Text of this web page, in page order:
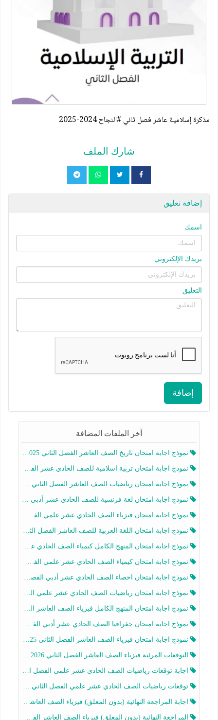
مذكرة إسلامية عاشر فصل ثاني #النجاح 2024-2025
شارك الملف
إضافة تعليق
اسمك
بريدك الإلكتروني
التعليق
إضافة
آخر الملفات المضافة
نموذج اجابة امتحان تاريخ الصف العاشر الفصل الثاني 2025-2026
نموذج اجابة امتحان تربية اسلامية للصف الحادي عشر الفصل الثاني 2025-2026
نموذج اجابة امتحان رياضيات الصف العاشر الفصل الثاني 2025-2026
نموذج اجابة امتحان لغة فرنسية للصف الحادي عشر أدبي الفصل الثاني 2025-2026
نموذج اجابة امتحان فيزياء الصف الحادي عشر علمي الفصل الثاني 2025-2026
نموذج اجابة امتحان اللغة العربية للصف العاشر الفصل الثاني 2025-2026
نموذج اجابة امتحان المنهج الكامل كيمياء الصف الحادي عشر علمي الفصل الثاني 2025-2026
نموذج اجابة امتحان كيمياء الصف الحادي عشر علمي الفصل الثاني 2025-2026
نموذج اجابة امتحان احصاء الصف الحادي عشر أدبي الفصل الثاني 2025-2026
نموذج اجابة امتحان رياضيات الصف الحادي عشر علمي الفصل الثاني 2025-2026
نموذج اجابة امتحان المنهج الكامل فيزياء الصف العاشر الفصل الثاني 2025-2026
نموذج اجابة امتحان جغرافيا الصف الحادي عشر أدبي الفصل الثاني 2025-2026
نموذج اجابة امتحان فيزياء الصف العاشر الفصل الثاني 2025-2026
التوقعات المرئية فيزياء الصف العاشر الفصل الثاني 2026 أ هيثم الليثي
اجابة توقعات رياضيات الصف الحادي عشر علمي الفصل الثاني 2025-2026 أ عمرو فايز
توقعات رياضيات الصف الحادي عشر علمي الفصل الثاني 2025-2026 أ عمرو فايز
اجابة المراجعة النهائية (بدون المعلق) فيزياء الصف العاشر الفصل الثاني أ أحمد نبيه
المراجعة النهائية (بدون المعلق) فيزياء الصف العاشر الفصل الثاني أ أحمد نبيه